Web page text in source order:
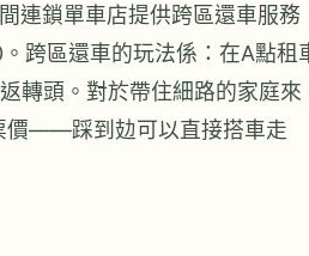
連鎖單車店提供跨區還車服務
跨區還車的玩法係：在A點租
轉頭。對於帶住細路的家庭來
價——踩到攰可以直接搭車走